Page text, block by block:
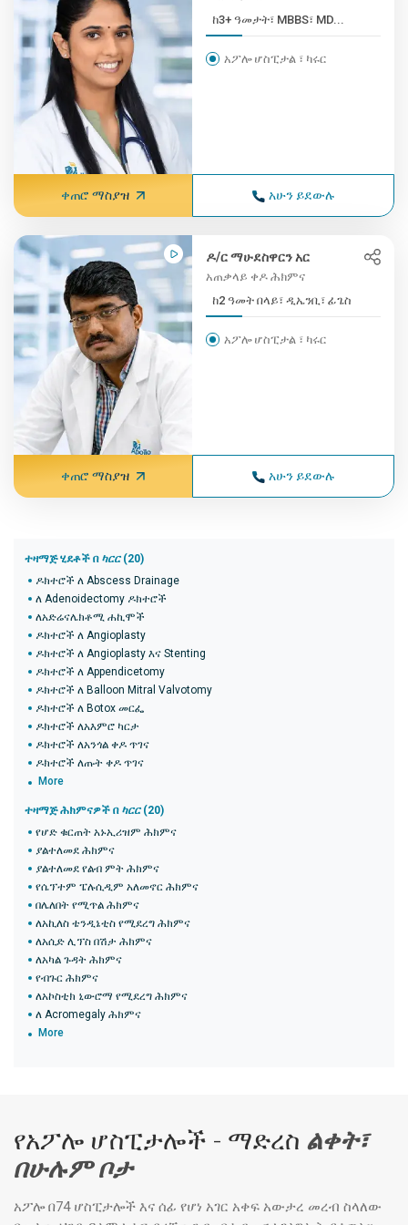
ከ3+ ዓመታት፣ MBBS፣ MD...
አፖሎ ሆስፒታል ፣ ካሩር
ቀጠሮ ማስያዝ አሁን ይደውሉ
ዶ/ር ማሁደስዋርን አር
አጠቃላይ ቀዶ ሕክምና
ከ2 ዓመት በላይ፣ ዲኤንቢ፣ ፊጌስ
አፖሎ ሆስፒታል ፣ ካሩር
ቀጠሮ ማስያዝ አሁን ይደውሉ
ተዛማጅ ሂደቶች በ ካርር(20)
ዶክተሮች ለ Abscess Drainage
ለ Adenoidectomy ዶክተሮች
ለአድሬናሌክቶሚ ሐኪሞች
ዶክተሮች ለ Angioplasty
ዶክተሮች ለ Angioplasty እና Stenting
ዶክተሮች ለ Appendicetomy
ዶክተሮች ለ Balloon Mitral Valvotomy
ዶክተሮች ለ Botox መርፌ
ዶክተሮች ለአእምሮ ካርታ
ዶክተሮች ለአንጎል ቀዶ ጥገና
ዶክተሮች ለጡት ቀዶ ጥገና
More
ተዛማጅ ሕክምናዎች በ ካርር(20)
የሆድ ቁርጠት አኑኢሪዝም ሕክምና
ያልተለመደ ሕክምና
ያልተለመደ የልብ ምት ሕክምና
የሴፕተም ፔሉሲዲም አለመኖር ሕክምና
በሌለበት የሚጥል ሕክምና
ለአኪለስ ቴንዲኔቲስ የሚደረግ ሕክምና
ለአሲድ ሊፕስ በሽታ ሕክምና
ለአካል ጉዳት ሕክምና
የብጉር ሕክምና
ለአኮስቲክ ኒውሮማ የሚደረግ ሕክምና
ለ Acromegaly ሕክምና
More
የአፖሎ ሆስፒታሎች - ማድረስ ልቀት፣
በሁሉም ቦታ
አፖሎ በ74 ሆስፒታሎች እና ሰፊ የሆነ አገር አቀፍ አውታረ መረብ ስላለው